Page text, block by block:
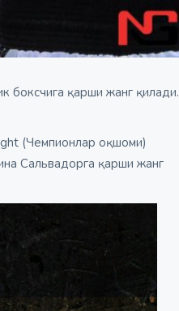
боксчига қарши жанг қилади.
(Чемпионлар оқшоми)
Сальвадорга қарши жанг